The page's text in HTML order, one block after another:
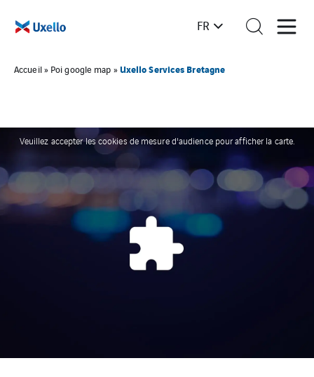
FR
Accueil» Poi google map »Uxello Services Bretagne
Veuillez accepter les cookies de mesure d'audience pour afficher la carte.